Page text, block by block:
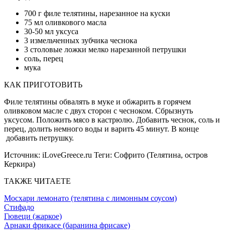
700 г филе телятины, нарезанное на куски
75 мл оливкового масла
30-50 мл уксуса
3 измельченных зубчика чеснока
3 столовые ложки мелко нарезанной петрушки
соль, перец
мука
КАК ПРИГОТОВИТЬ
Филе телятины обвалять в муке и обжарить в горячем
оливковом масле с двух сторон с чесноком. Сбрызнуть
уксусом. Положить мясо в кастрюлю. Добавить чеснок, соль и
перец, долить немного воды и варить 45 минут. В конце
добавить петрушку.
Источник: iLoveGreece.ru Теги: Софрито (Телятина, остров
Керкира)
ТАКЖЕ ЧИТАЕТЕ
Мосхари лемонато (телятина с лимонным соусом)
Стифадо
Гювеци (жаркое)
Арнаки фрикасе (баранина фрисаке)